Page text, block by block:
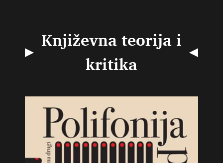
Književna teorija i
kritika